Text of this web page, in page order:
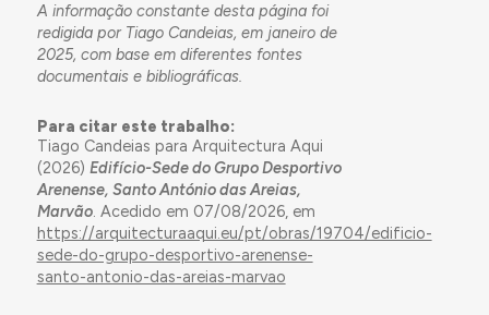
A informação constante desta página foi
redigida por Tiago Candeias, em janeiro de
2025, com base em diferentes fontes
documentais e bibliográficas.
Para citar este trabalho:
Tiago Candeias para Arquitectura Aqui
(2026) Edifício-Sede do Grupo Desportivo
Arenense, Santo António das Areias,
Marvão. Acedido em 07/08/2026, em
https://arquitecturaaqui.eu/pt/obras/19704/edificio-
sede-do-grupo-desportivo-arenense-
santo-antonio-das-areias-marvao